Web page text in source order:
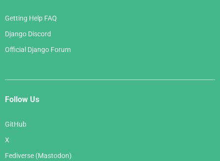
Getting Help FAQ
Django Discord
Official Django Forum
Follow Us
GitHub
X
Fediverse (Mastodon)